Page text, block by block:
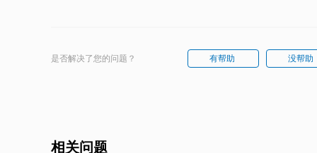
是否解决了您的问题？ 有帮助 没帮助
相关问题